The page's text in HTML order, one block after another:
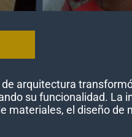
de arquitectura
su funcionalidad. La
materiales, el diseño de